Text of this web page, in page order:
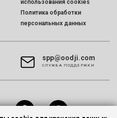
использования cookies
Политика обработки
персональных данных
spp@oodji.com
CЛУЖБА ПОДДЕРЖКИ